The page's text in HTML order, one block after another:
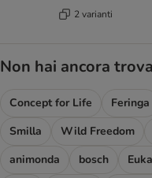
2 varianti
Non hai ancora
Concept for Life Feringa
Smilla
Wild Freedom
animonda
bosch